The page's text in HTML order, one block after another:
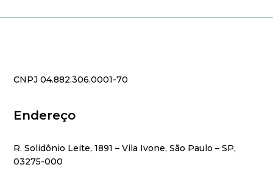
CNPJ 04.882.306.0001-70
Endereço
R. Solidônio Leite, 1891 – Vila Ivone, São Paulo – SP,
03275-000